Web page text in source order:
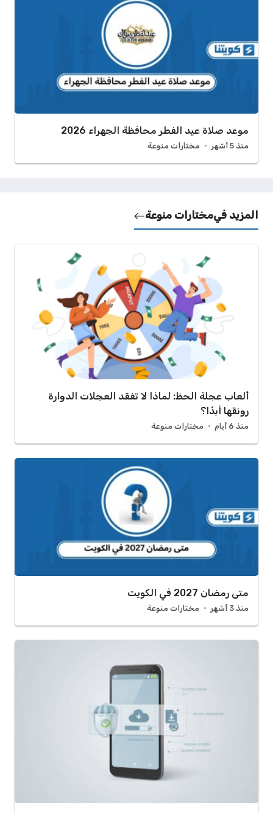
موعد صلاة عيد الفطر محافظة الجهراء 2026
منذ 5 أشهر مختارات منوعة
المزيد فيمختارات منوعة
ألعاب عجلة الحظ: لماذا لا تفقد العجلات الدوارة
رونقها أبدًا؟
منذ 6 أيام مختارات منوعة
متى رمضان 2027 في الكويت
منذ 3 أشهر مختارات منوعة